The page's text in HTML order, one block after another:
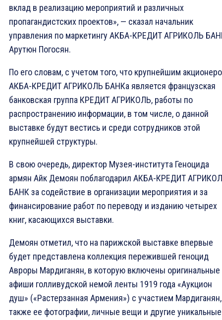
вклад в реализацию мероприятий и различных
пропагандистских проектов», — сказал начальник
управления по маркетингу АКБА-КРЕДИТ АГРИКОЛЬ
Арутюн Погосян.
По его словам, с учетом того, что крупнейшим
АКБА-КРЕДИТ АГРИКОЛЬ БАНКа является французская
банковская группа КРЕДИТ АГРИКОЛЬ, работы по
распространению информации, в том числе, о данной
выставке будут вестись и среди сотрудников этой
крупнейшей структуры.
В свою очередь, директор Музея-института Геноцида
армян Айк Демоян поблагодарил АКБА-КРЕДИТ
БАНК за содействие в организации мероприятия и за
финансирование работ по переводу и изданию четырех
книг, касающихся выставки.
Демоян отметил, что на парижской выставке впервые
будет представлена коллекция пережившей геноцид
Авроры Мардиганян, в которую включены оригинальные
афиши голливудской немой ленты 1919 года «Аукцион
душ» («Растерзанная Армения») с участием
также ее фотографии, личные вещи и другие уникальные